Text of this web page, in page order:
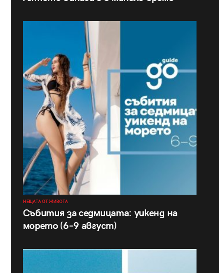
НЕЩАТА ОТ ЖИВОТА
Събития за седмицата: уикенд на
морето (6–9 август)